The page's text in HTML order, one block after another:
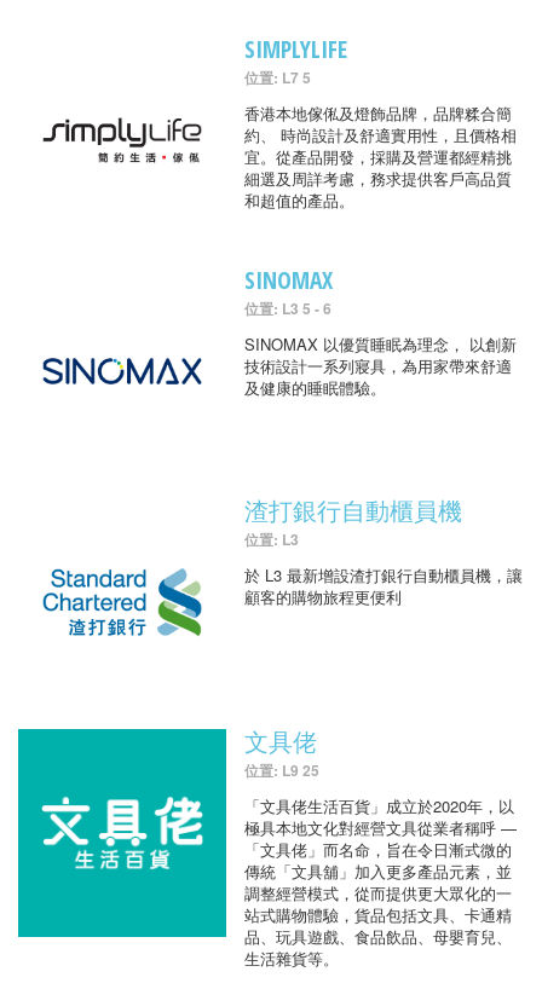
SIMPLYLIFE
位置: L7 5
香港本地傢俬及燈飾品牌，品牌糅合簡
約、 時尚設計及舒適實用性，且價格相
宜。從產品開發，採購及營運都經精挑
細選及周詳考慮，務求提供客戶高品質
和超值的產品。
SINOMAX
位置: L3 5 - 6
SINOMAX 以優質睡眠為理念， 以創新
技術設計一系列寢具，為用家帶來舒適
及健康的睡眠體驗。
渣打銀行自動櫃員機
位置: L3
於 L3 最新增設渣打銀行自動櫃員機，讓
顧客的購物旅程更便利
文具佬
位置: L9 25
「文具佬生活百貨」成立於2020年，以
極具本地文化對經營文具從業者稱呼 —
「文具佬」而名命，旨在令日漸式微的
傳統「文具舖」加入更多產品元素，並
調整經營模式，從而提供更大眾化的一
站式購物體驗，貨品包括文具、卡通精
品、玩具遊戲、食品飲品、母嬰育兒、
生活雜貨等。